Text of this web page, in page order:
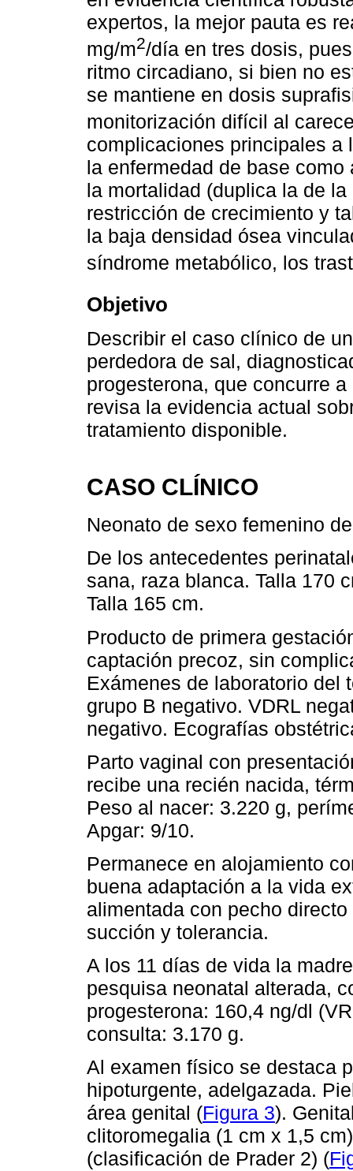
expertos, la mejor pauta es
mg/m2/día en tres dosis,
ritmo circadiano, si bien no
se mantiene en dosis
monitorización difícil al
complicaciones principales a
la enfermedad de base
la mortalidad (duplica la de
restricción de crecimiento y
la baja densidad ósea
síndrome metabólico, los
Objetivo
Describir el caso clínico de
perdedora de sal,
progesterona, que concurre
revisa la evidencia actual
tratamiento disponible.
CASO CLÍNICO
Neonato de sexo femenino
De los antecedentes
sana, raza blanca. Talla 170
Talla 165 cm.
Producto de primera
captación precoz, sin
Exámenes de laboratorio del
grupo B negativo. VDRL
negativo. Ecografías
Parto vaginal con
recibe una recién nacida,
Peso al nacer: 3.220 g,
Apgar: 9/10.
Permanece en alojamiento
buena adaptación a la vida
alimentada con pecho
succión y tolerancia.
A los 11 días de vida la
pesquisa neonatal alterada,
progesterona: 160,4 ng/dl
consulta: 3.170 g.
Al examen físico se destaca
hipoturgente, adelgazada.
área genital (Figura 3).
clitoromegalia (1 cm x 1,5
(clasificación de Prader 2) (